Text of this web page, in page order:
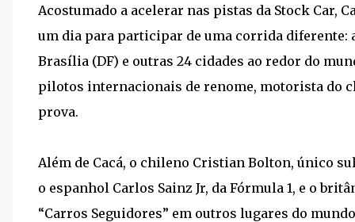
Acostumado a acelerar nas pistas da Stock Car,
um dia para participar de uma corrida diferente:
Brasília (DF) e outras 24 cidades ao redor do
pilotos internacionais de renome, motorista do
prova.
Além de Cacá, o chileno Cristian Bolton, único
o espanhol Carlos Sainz Jr, da Fórmula 1, e o
“Carros Seguidores” em outros lugares do